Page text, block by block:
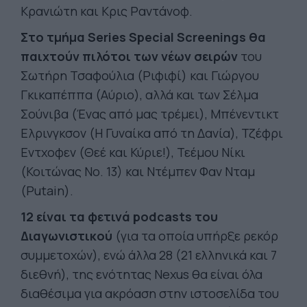
Κρανιώτη και Κρις Ραντάνοφ.
Στο τμήμα Series Special Screenings θα
παιχτούν πιλότοι των νέων σειρών του
Σωτήρη Τσαφούλια (Ριφιφί) και Γιώργου
Γκικαπέππα (Αύριο), αλλά και των Σέλμα
Σούνιβα (Ένας από μας τρέμει), Μπένεντικτ
Ελρινγκσον (Η Γυναίκα από τη Δανία), Τζέφρι
Εντχοφεν (Θεέ και Κύριε!), Τεέμου Νίκι
(Κοιτώνας Νο. 13) και Ντέμπεν Φαν Νταμ
(Putain).
12 είναι τα φετινά podcasts του
Διαγωνιστικού (για τα οποία υπήρξε ρεκόρ
συμμετοχών), ενώ άλλα 28 (21 ελληνικά και 7
διεθνή), της ενότητας Nexus θα είναι όλα
διαθέσιμα για ακρόαση στην ιστοσελίδα του